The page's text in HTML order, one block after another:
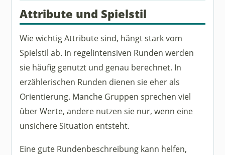
Attribute und Spielstil
Wie wichtig Attribute sind, hängt stark vom
Spielstil ab. In regelintensiven Runden werden
sie häufig genutzt und genau berechnet. In
erzählerischen Runden dienen sie eher als
Orientierung. Manche Gruppen sprechen viel
über Werte, andere nutzen sie nur, wenn eine
unsichere Situation entsteht.
Eine gute Rundenbeschreibung kann helfen,